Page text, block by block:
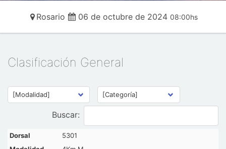
Rosario 06 de octubre de 2024 08:00hs
Clasificación General
Buscar:
5301